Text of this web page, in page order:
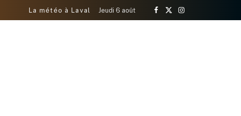
La météo à Laval Jeudi 6 août
Facebook
X
Instagram